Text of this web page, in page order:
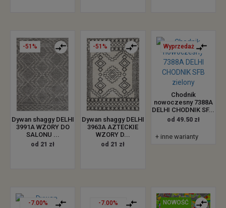
-51%
Dywan shaggy DELHI
3991A WZORY DO
SALONU ...
od 21 zł
-51%
Dywan shaggy DELHI
3963A AZTECKIE
WZORY D...
od 21 zł
Wyprzedaż
Chodnik
nowoczesny 7388A
DELHI CHODNIK SF...
od 49.50 zł
+ inne warianty
-7.00%
-7.00%
NOWOŚĆ